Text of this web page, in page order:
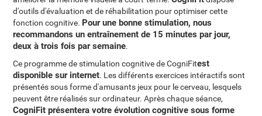
d'outils d'évaluation et de réhabilitation pour optimiser cette
fonction cognitive. Pour une bonne stimulation, nous
recommandons un entraînement de 15 minutes par jour,
deux à trois fois par semaine.
Ce programme de stimulation cognitive de CogniFitest
disponible sur internet. Les différents exercices intéractifs sont
présentés sous forme d'amusants jeux pour le cerveau, lesquels
peuvent être réalisés sur ordinateur. Après chaque séance,
CogniFit présentera votre évolution cognitive sous forme